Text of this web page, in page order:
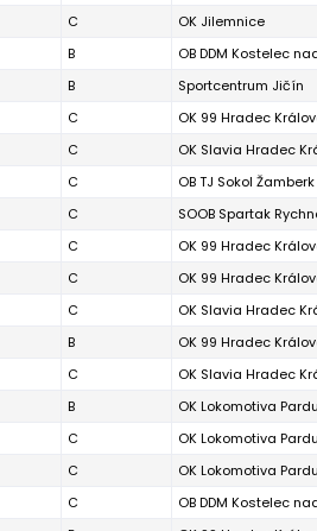
C OK Jilemnice
B OB DDM Kostelec
B Sportcentrum Jičín
C OK 99 Hradec
C OK Slavia Hradec
C OB TJ Sokol Žamberk
C SOOB Spartak
C OK 99 Hradec
C OK 99 Hradec
C OK Slavia Hradec
B OK 99 Hradec
C OK Slavia Hradec
B OK Lokomotiva
C OK Lokomotiva
C OK Lokomotiva
C OB DDM Kostelec